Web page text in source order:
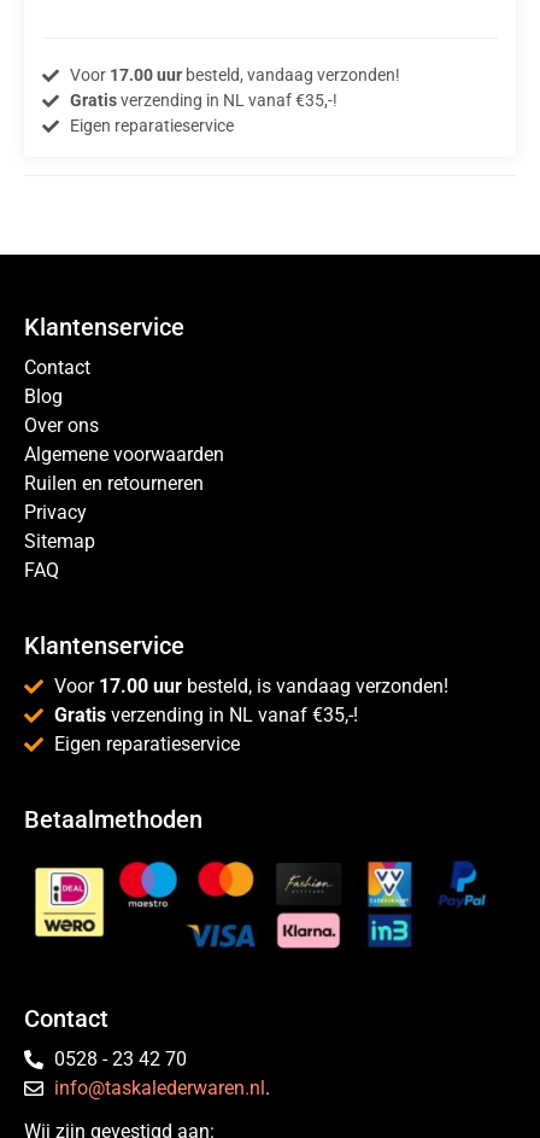
Voor 17.00 uurbesteld, vandaag verzonden!
Gratisverzending in NL vanaf €35,-!
Eigen reparatieservice
Klantenservice
Contact
Blog
Over ons
Algemene voorwaarden
Ruilen en retourneren
Privacy
Sitemap
FAQ
Klantenservice
Voor 17.00 uur besteld, is vandaag verzonden!
Gratis verzending in NL vanaf €35,-!
Eigen reparatieservice
Betaalmethoden
Contact
0528 - 23 42 70
info@taskalederwaren.nl .
Wij zijn gevestigd aan: